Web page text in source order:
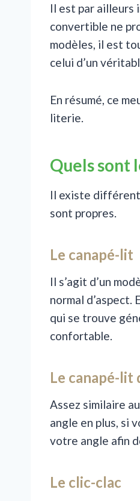
Il est par ailleurs
convertible ne
modèles, il est
celui d’un
En résumé, ce
literie.
Quels sont
Il existe
sont propres.
Le canapé-lit
Il s’agit d’un
normal
qui se trouve
confortable.
Le canapé-lit
Assez similaire
angle en plus, si
votre angle afin
Le clic-clac